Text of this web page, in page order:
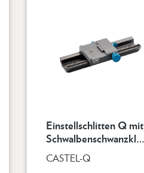
Einstellschlitten Q mit
Schwalbenschwanzkle
mmung
CASTEL-Q